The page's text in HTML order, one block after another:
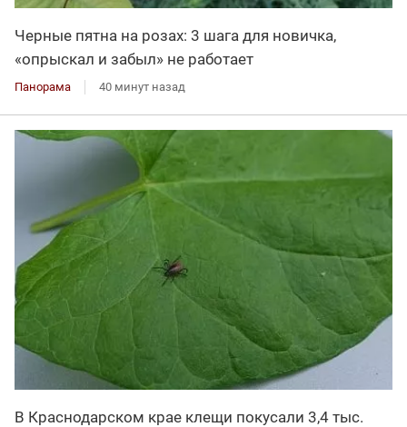
Черные пятна на розах: 3 шага для новичка,
«опрыскал и забыл» не работает
Панорама 40 минут назад
В Краснодарском крае клещи покусали 3,4 тыс.